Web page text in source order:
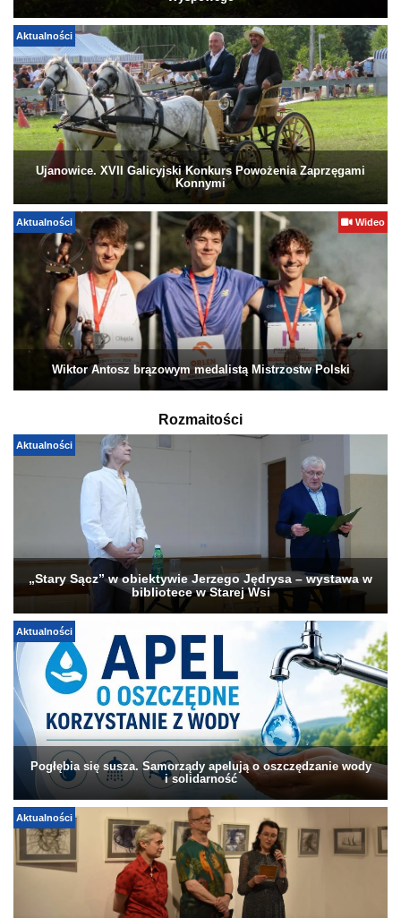
Aktualności
Ujanowice. XVII Galicyjski Konkurs Powożenia Zaprzęgami
Konnymi
Aktualności Wideo
Wiktor Antosz brązowym medalistą Mistrzostw Polski
Rozmaitości
Aktualności
„Stary Sącz” w obiektywie Jerzego Jędrysa – wystawa w
bibliotece w Starej Wsi
Aktualności
Pogłębia się susza. Samorządy apelują o oszczędzanie wody
i solidarność
Aktualności